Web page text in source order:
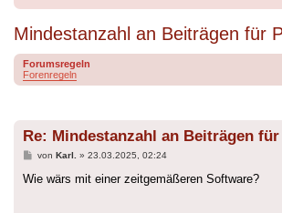
Mindestanzahl an Beiträgen für
Forumsregeln
Forenregeln
Re: Mindestanzahl an Beiträgen
Beitrag
von Karl. » 23.03.2025, 02:24
Wie wärs mit einer zeitgemäßeren Software?